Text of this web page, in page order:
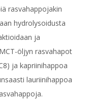
rasvahappojakin
hydrolysoidusta
ja
öljyn rasvahapot
ja kapriinihappoa
lauriinihappoa